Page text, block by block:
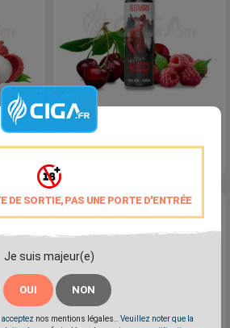
DE SORTIE, PAS UNE PORTE D'ENTRÉE
Je suis majeur(e)
OUI NON
acceptez nos mentions légales.. Veuillez noter que la
Alexandria Walking Red